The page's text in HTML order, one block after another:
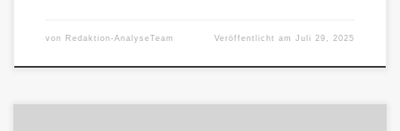
von Redaktion-AnalyseTeam Veröffentlicht amJuli 29, 2025